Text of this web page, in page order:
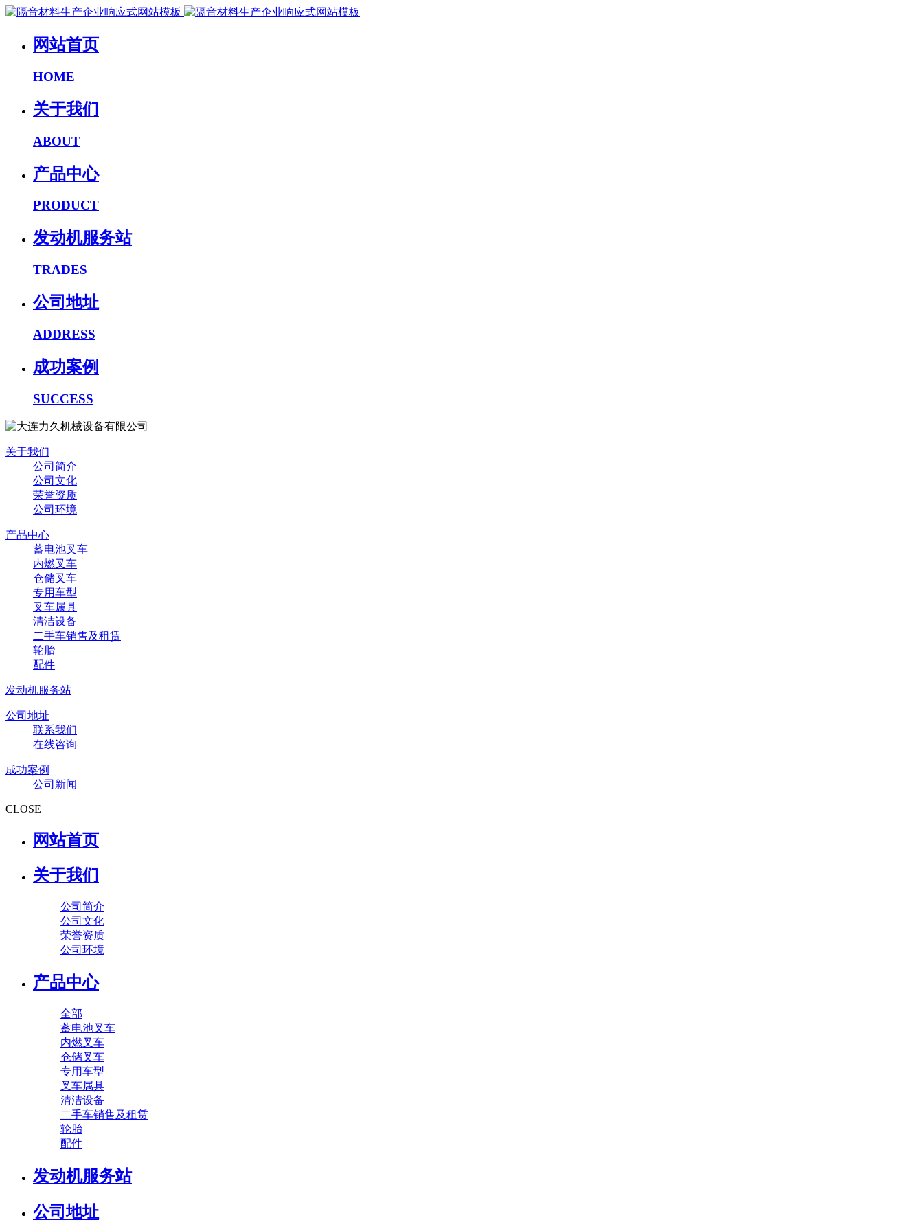
网站首页
HOME
关于我们
ABOUT
产品中心
PRODUCT
发动机服务站
TRADES
公司地址
ADDRESS
成功案例
SUCCESS
关于我们
公司简介
公司文化
荣誉资质
公司环境
产品中心
蓄电池叉车
内燃叉车
仓储叉车
专用车型
叉车属具
清洁设备
二手车销售及租赁
轮胎
配件
发动机服务站
公司地址
联系我们
在线咨询
成功案例
公司新闻
CLOSE
网站首页
关于我们
公司简介
公司文化
荣誉资质
公司环境
产品中心
全部
蓄电池叉车
内燃叉车
仓储叉车
专用车型
叉车属具
清洁设备
二手车销售及租赁
轮胎
配件
发动机服务站
公司地址